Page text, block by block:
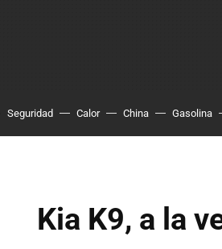
Seguridad Calor China Gasolina
Kia K9, a la